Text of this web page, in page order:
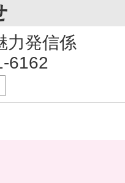
発信係
6162